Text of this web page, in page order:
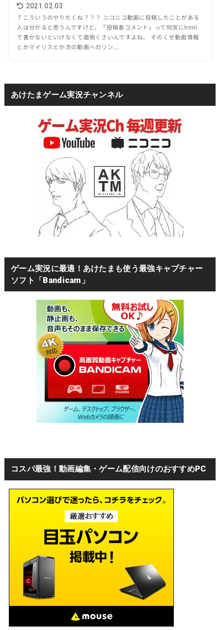
2021.02.03
↑こういうのやりたくね？？？ ニコニコ動画に投稿したことがある
人は分かると思うんですけど、「投稿者コメント」って何気にhtml
で書かないといけなくて面倒くさいんですよね。 そのくせ動画情報
とかマイリスとか次の動画へのリン...
あけたまゲーム実況チャンネル
ゲーム実況に最適！あけたまも使う最強キャプチャー
ソフト「Bandicam」
コスパ最強！動画編集・ゲーム配信向けのおすすめPC